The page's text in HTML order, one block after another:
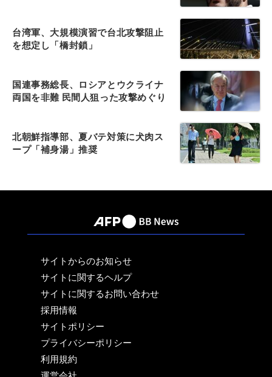
台湾軍、大規模演習で台北攻撃阻止
を想定し「橋封鎖」
国連事務総長、ロシアとウクライナ
両国を非難 民間人狙った攻撃めぐり
北朝鮮指導部、夏バテ対策に犬肉ス
ープ「補身湯」推奨
サイトからのお知らせ
サイトに関するヘルプ
サイトに関するお問い合わせ
採用情報
サイトポリシー
プライバシーポリシー
利用規約